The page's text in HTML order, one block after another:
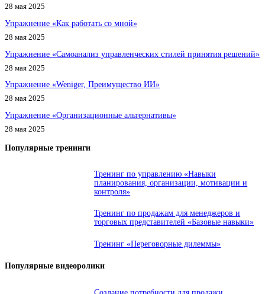
28 мая 2025
Упражнение «Как работать со мной»
28 мая 2025
Упражнение «Самоанализ управленческих стилей принятия решений»
28 мая 2025
Упражнение «Weniger, Преимущество ИИ»
28 мая 2025
Упражнение «Организационные альтернативы»
28 мая 2025
Популярные тренинги
Тренинг по управлению «Навыки
планирования, организации, мотивации и
контроля»
Тренинг по продажам для менеджеров и
торговых представителей «Базовые навыки»
Тренинг «Переговорные дилеммы»
Популярные видеоролики
Создание потребности для продажи